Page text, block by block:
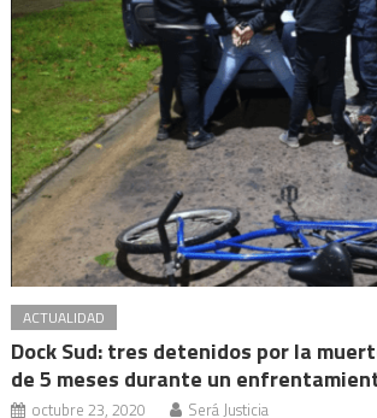
ACTUALIDAD
Dock Sud: tres detenidos por la
de 5 meses durante un
octubre 23, 2020 Será Justicia